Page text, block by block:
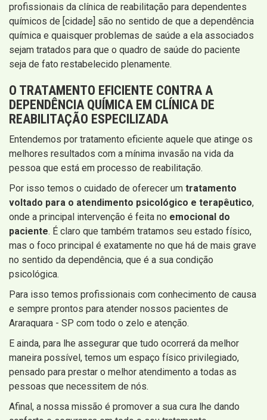
profissionais da clínica de reabilitação para dependentes
químicos de [cidade] são no sentido de que a dependência
química e quaisquer problemas de saúde a ela associados
sejam tratados para que o quadro de saúde do paciente
seja de fato restabelecido plenamente.
O TRATAMENTO EFICIENTE CONTRA A
DEPENDÊNCIA QUÍMICA EM CLÍNICA DE
REABILITAÇÃO ESPECILIZADA
Entendemos por tratamento eficiente aquele que atinge os
melhores resultados com a mínima invasão na vida da
pessoa que está em processo de reabilitação.
Por isso temos o cuidado de oferecer um tratamento
voltado para o atendimento psicológico e terapêutico,
onde a principal intervenção é feita no emocional do
paciente. É claro que também tratamos seu estado físico,
mas o foco principal é exatamente no que há de mais grave
no sentido da dependência, que é a sua condição
psicológica.
Para isso temos profissionais com conhecimento de causa
e sempre prontos para atender nossos pacientes de
Araraquara - SP com todo o zelo e atenção.
E ainda, para lhe assegurar que tudo ocorrerá da melhor
maneira possível, temos um espaço físico privilegiado,
pensado para prestar o melhor atendimento a todas as
pessoas que necessitem de nós.
Afinal, a nossa missão é promover a sua cura lhe dando